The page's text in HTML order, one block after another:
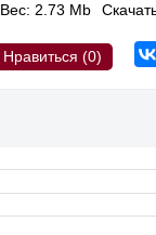
Вес: 2.73 Mb
Нравиться (0)